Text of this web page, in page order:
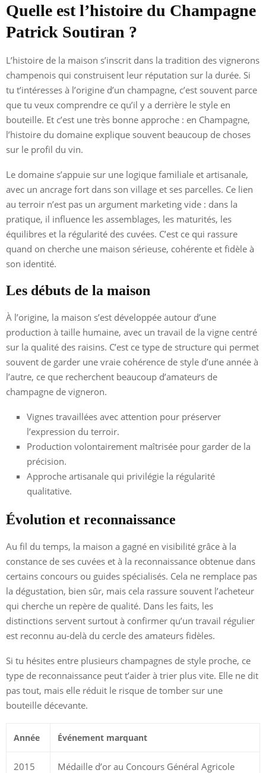
Quelle est l’histoire du Champagne
Patrick Soutiran ?
L’histoire de la maison s’inscrit dans la tradition des vignerons
champenois qui construisent leur réputation sur la durée. Si
tu t’intéresses à l’origine d’un champagne, c’est souvent parce
que tu veux comprendre ce qu’il y a derrière le style en
bouteille. Et c’est une très bonne approche : en Champagne,
l’histoire du domaine explique souvent beaucoup de choses
sur le profil du vin.
Le domaine s’appuie sur une logique familiale et artisanale,
avec un ancrage fort dans son village et ses parcelles. Ce lien
au terroir n’est pas un argument marketing vide : dans la
pratique, il influence les assemblages, les maturités, les
équilibres et la régularité des cuvées. C’est ce qui rassure
quand on cherche une maison sérieuse, cohérente et fidèle à
son identité.
Les débuts de la maison
À l’origine, la maison s’est développée autour d’une
production à taille humaine, avec un travail de la vigne centré
sur la qualité des raisins. C’est ce type de structure qui permet
souvent de garder une vraie cohérence de style d’une année à
l’autre, ce que recherchent beaucoup d’amateurs de
champagne de vigneron.
Vignes travaillées avec attention pour préserver
l’expression du terroir.
Production volontairement maîtrisée pour garder de la
précision.
Approche artisanale qui privilégie la régularité
qualitative.
Évolution et reconnaissance
Au fil du temps, la maison a gagné en visibilité grâce à la
constance de ses cuvées et à la reconnaissance obtenue dans
certains concours ou guides spécialisés. Cela ne remplace pas
la dégustation, bien sûr, mais cela rassure souvent l’acheteur
qui cherche un repère de qualité. Dans les faits, les
distinctions servent surtout à confirmer qu’un travail régulier
est reconnu au-delà du cercle des amateurs fidèles.
Si tu hésites entre plusieurs champagnes de style proche, ce
type de reconnaissance peut t’aider à trier plus vite. Elle ne dit
pas tout, mais elle réduit le risque de tomber sur une
bouteille décevante.
Année Événement marquant
2015 Médaille d’or au Concours Général Agricole